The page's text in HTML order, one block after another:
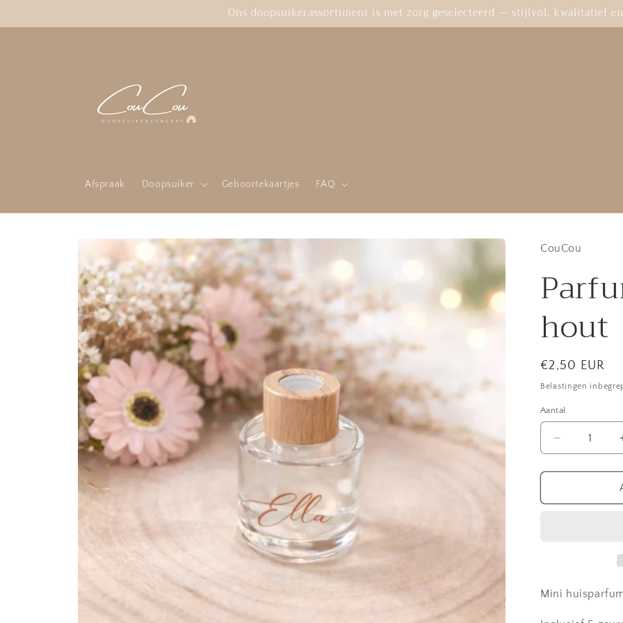
content
Ons doopsuikerassortiment is met zorg geselecteerd — stijlvol, kwalitatief
Afspraak Doopsuiker Geboortekaartjes FAQ
Ga direct naar
productinformatie
CouCou
hout
Normale
prijs
€2,50 EUR
Belastingen
Aantal
Aantal
verlagen
voor
-
Mini